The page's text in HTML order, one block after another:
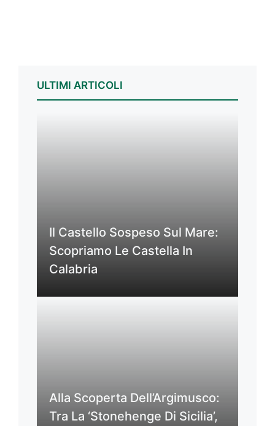
ULTIMI ARTICOLI
Il Castello Sospeso Sul Mare:
Scopriamo Le Castella In
Calabria
Alla Scoperta Dell’Argimusco:
Tra La ‘Stonehenge Di Sicilia’,